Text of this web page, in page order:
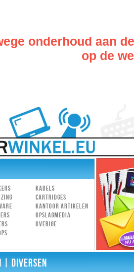
onderhoud aan
op de
Kabels
Cartridges
Kantoor artikelen
Opslagmedia
Overige
| DIVERSEN